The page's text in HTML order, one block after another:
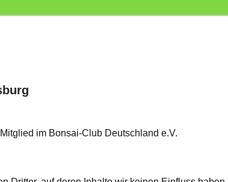
im Bonsai-Club Deutschland e.V.